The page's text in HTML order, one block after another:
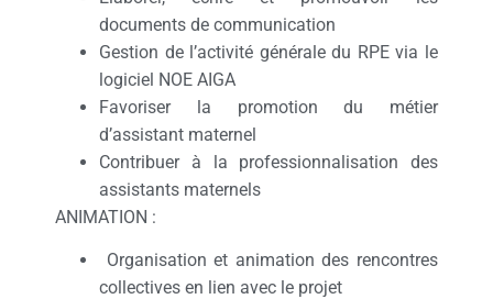
documents de communication
Gestion de l’activité générale du RPE via le
logiciel NOE AIGA
Favoriser la promotion du métier
d’assistant maternel
Contribuer à la professionnalisation des
assistants maternels
ANIMATION :
Organisation et animation des rencontres
collectives en lien avec le projet